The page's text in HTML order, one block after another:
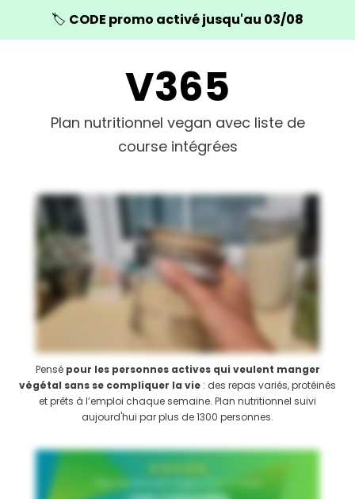
🏷️ CODE promo activé jusqu'au 03/08
V365
Plan nutritionnel vegan avec liste de
course intégrées
Pensé pour les personnes actives qui veulent manger
végétal sans se compliquer la vie : des repas variés, protéinés
et prêts à l’emploi chaque semaine. Plan nutritionnel suivi
aujourd'hui par plus de 1300 personnes.